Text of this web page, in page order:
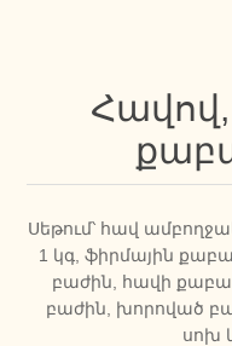
Հավով,
Սեթում՝ հավ
1 կգ, ֆիրմային
բաժին, հավի
բաժին, խորոված
սոխ